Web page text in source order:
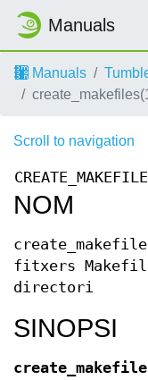
Manuals
Manuals
Scroll to navigation
NOM
fitxers
directori
SINOPSI